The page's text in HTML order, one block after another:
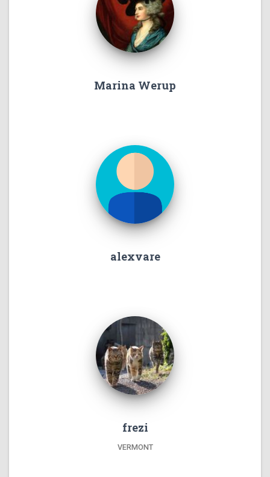
Marina Werup
alexvare
frezi
VERMONT